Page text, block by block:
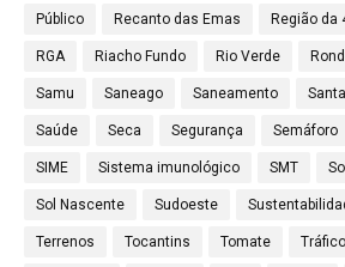
Público Recanto das Emas Região da
RGA Riacho Fundo Rio Verde
Samu Saneago Saneamento
Saúde Seca Segurança Semáforo
SIME Sistema imunológico SMT
Sol Nascente Sudoeste
Terrenos Tocantins Tomate Tráfico